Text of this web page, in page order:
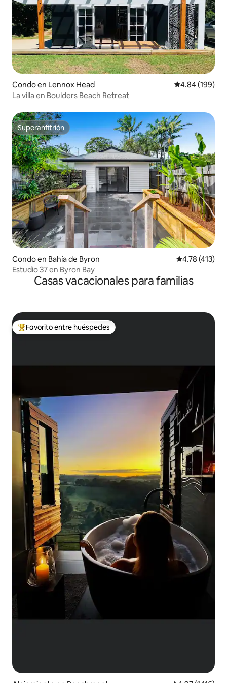
Condo en Lennox Head Calificación
4.84 (199)
La villa en Boulders Beach Retreat
Superanfitrión
Superanfitrión
Condo en Bahía de Byron Calificación
4.78 (413)
Estudio 37 en Byron Bay
Casas vacacionales para familias
Favorito entre huéspedes preferido
Favorito entre huéspedes